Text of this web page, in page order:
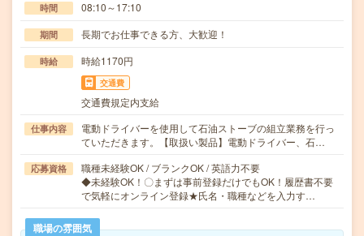
時間 08:10～17:10
期間 長期でお仕事できる方、大歓迎！
時給 時給1170円
交通費
交通費規定内支給
仕事内容
電動ドライバーを使用して石油ストーブの組立業務を行っ
ていただきます。【取扱い製品】電動ドライバー、石…
応募資格
職種未経験OK / ブランクOK / 英語力不要
◆未経験OK！〇まずは事前登録だけでもOK！履歴書不要
で気軽にオンライン登録★氏名・職種などを入力す…
職場の雰囲気